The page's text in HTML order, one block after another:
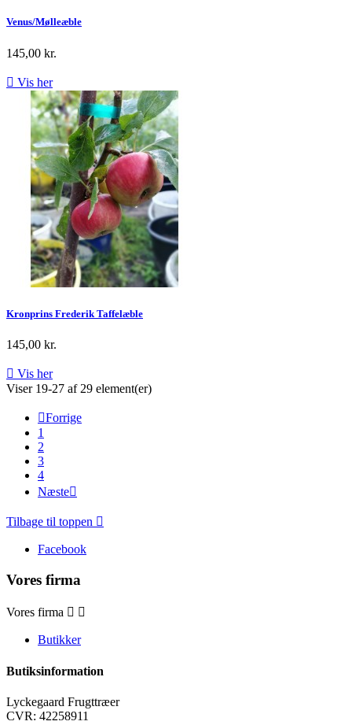
Venus/Mølleæble
145,00 kr.
 Vis her
Kronprins Frederik Taffelæble
145,00 kr.
 Vis her
Viser 19-27 af 29 element(er)
Forrige
1
2
3
4
Næste
Tilbage til toppen 
Facebook
Vores firma
Vores firma  
Butikker
Butiksinformation
Lyckegaard Frugttræer
CVR: 42258911